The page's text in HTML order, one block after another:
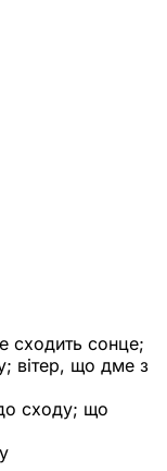
сходить сонце;
вітер, що дме з
сходу; що